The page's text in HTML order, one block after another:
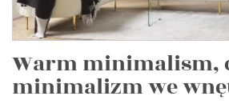
Warm minimalism,
minimalizm we